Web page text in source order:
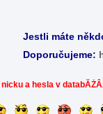
Jestli máte
Doporučujeme:
a hesla v